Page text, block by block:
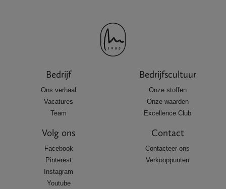
Bedrijf
Ons verhaal
Vacatures
Team
Bedrijfscultuur
Onze stoffen
Onze waarden
Excellence Club
Volg ons
Facebook
Pinterest
Instagram
Youtube
Contact
Contacteer ons
Verkooppunten